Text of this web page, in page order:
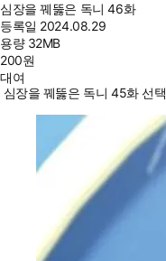
심장을 꿰뚫은 독니 46화
등록일 2024.08.29
용량 32MB
200원
대여
심장을 꿰뚫은 독니 45화 선택